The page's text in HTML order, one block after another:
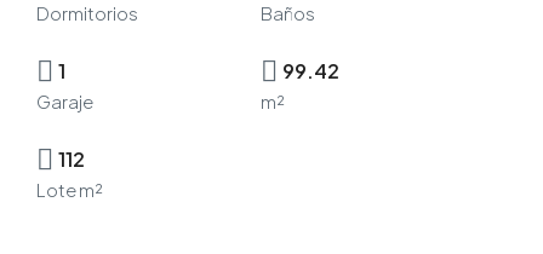
Dormitorios Baños
1
Garaje
99.42
m²
112
Lote m²